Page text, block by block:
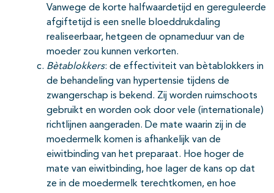
Vanwege de korte halfwaardetijd en gereguleerde
afgiftetijd is een snelle bloeddrukdaling
realiseerbaar, hetgeen de opnameduur van de
moeder zou kunnen verkorten.
Bètablokkers: de effectiviteit van bètablokkers in
de behandeling van hypertensie tijdens de
zwangerschap is bekend. Zij worden ruimschoots
gebruikt en worden ook door vele (internationale)
richtlijnen aangeraden. De mate waarin zij in de
moedermelk komen is afhankelijk van de
eiwitbinding van het preparaat. Hoe hoger de
mate van eiwitbinding, hoe lager de kans op dat
ze in de moedermelk terechtkomen, en hoe